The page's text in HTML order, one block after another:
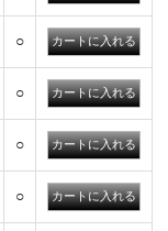
○
○
○
○